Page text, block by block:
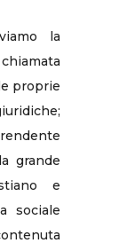
la
proprie
grande
e
sociale